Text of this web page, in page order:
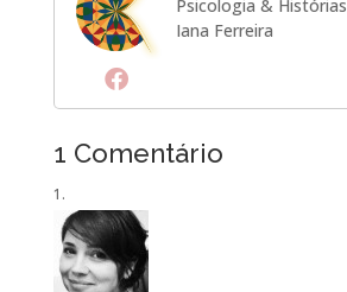
Psicologia & Histórias
Iana Ferreira
1 Comentário